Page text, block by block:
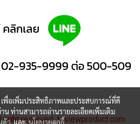
ลิกเลย
935-9999 ต่อ 500-509
reserved. Hiviewproduct.com
เพื่อเพิ่มประสิทธิภาพและประสบการณ์ที่ดี
น ท่านสามารถอ่านรายละเอียดเพิ่มเติม
ตัวและนโยบายคุกกี้